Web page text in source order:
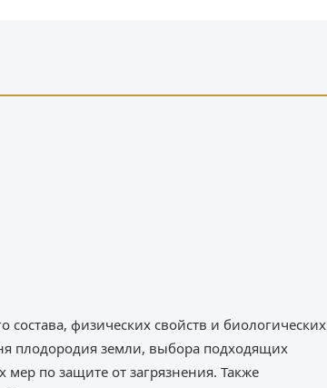
физических свойств и биологических
плодородия земли, выбора подходящих
по защите от загрязнения. Также